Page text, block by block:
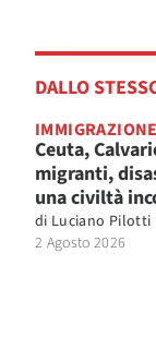
DALLO
IMMIGRAZIONE
Ceuta,
migranti,
una civiltà
di Luciano Pilotti
2 Agosto 2026